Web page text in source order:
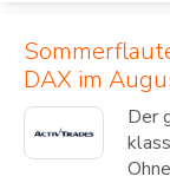
DAX im
Der